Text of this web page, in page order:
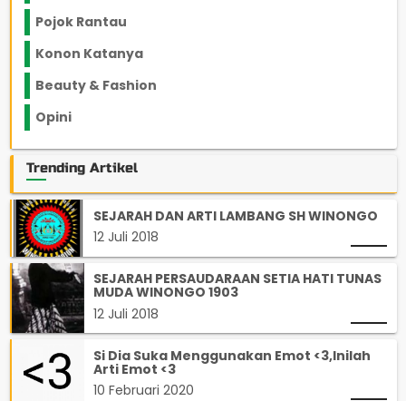
Pojok Rantau
Konon Katanya
Beauty & Fashion
Opini
Trending Artikel
SEJARAH DAN ARTI LAMBANG SH WINONGO
12 Juli 2018
SEJARAH PERSAUDARAAN SETIA HATI TUNAS
MUDA WINONGO 1903
12 Juli 2018
Si Dia Suka Menggunakan Emot <3,Inilah
Arti Emot <3
10 Februari 2020